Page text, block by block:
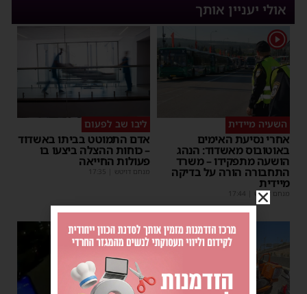
אולי יעניין אותך
1
השעיה מיידית
אחרי נסיעת האימים
באוטובוס מאשדוד: הנהג
הושעה מתפקידו – משרד
התחבורה הורה על בדיקה
מיידית
מנחם דויטש 17:44
ליבו שב לפעום
אדם התמוטט בביתו באשדוד
– כוחות ההצלה ביצעו בו
פעולות החייאה
מנחם דויטש 17:35
1